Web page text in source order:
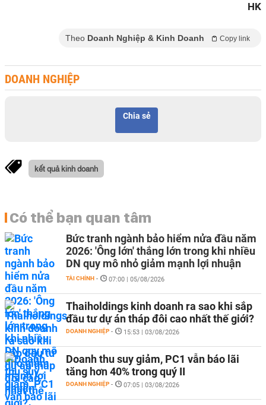
HK
Theo Doanh Nghiệp & Kinh Doanh Copy link
DOANH NGHIỆP
Chia sẻ
kết quả kinh doanh
Có thể bạn quan tâm
Bức tranh ngành bảo hiểm nửa đầu năm
2026: 'Ông lớn' thắng lớn trong khi nhiều
DN quy mô nhỏ giảm mạnh lợi nhuận
TÀI CHÍNH - 07:00 | 05/08/2026
Thaiholdings kinh doanh ra sao khi sắp
đầu tư dự án tháp đôi cao nhất thế giới?
DOANH NGHIỆP - 15:53 | 03/08/2026
Doanh thu suy giảm, PC1 vẫn báo lãi
tăng hơn 40% trong quý II
DOANH NGHIỆP - 07:05 | 03/08/2026